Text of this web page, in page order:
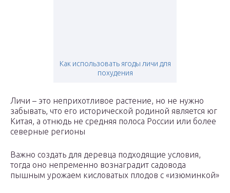
Как использовать ягоды личи для
похудения
Личи – это неприхотливое растение, но не нужно
забывать, что его исторической родиной является юг
Китая, а отнюдь не средняя полоса России или более
северные регионы
Важно создать для деревца подходящие условия,
тогда оно непременно вознаградит садовода
пышным урожаем кисловатых плодов с «изюминкой»